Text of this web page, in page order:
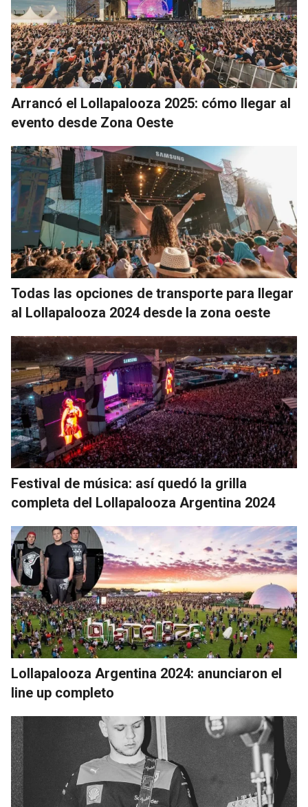
Arrancó el Lollapalooza 2025: cómo llegar al
evento desde Zona Oeste
Todas las opciones de transporte para llegar
al Lollapalooza 2024 desde la zona oeste
Festival de música: así quedó la grilla
completa del Lollapalooza Argentina 2024
Lollapalooza Argentina 2024: anunciaron el
line up completo